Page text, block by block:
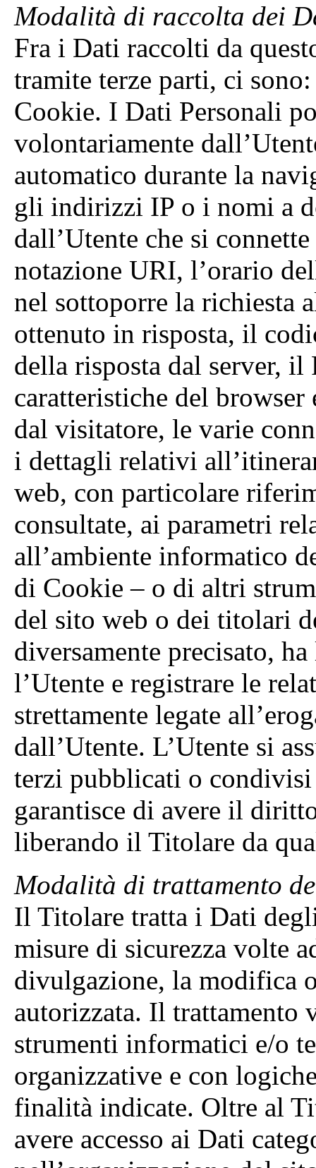
Modalità di raccolta dei
Fra i Dati raccolti da
tramite terze parti, ci
Cookie. I Dati Personali
volontariamente
automatico durante la
gli indirizzi IP o i nomi a
dall’Utente che si
notazione URI, l’orario
nel sottoporre la richiesta
ottenuto in risposta, il
della risposta dal server, il
caratteristiche del
dal visitatore, le varie
i dettagli relativi
web, con particolare
consultate, ai parametri
all’ambiente informatico
di Cookie – o di altri
del sito web o dei titolari
diversamente precisato,
l’Utente e registrare le
strettamente legate
dall’Utente. L’Utente si
terzi pubblicati o condivisi
garantisce di avere il
liberando il Titolare da
Modalità di trattamento
Il Titolare tratta i Dati
misure di sicurezza volte
divulgazione, la modifica
autorizzata. Il trattamento
strumenti informatici e/o
organizzative e con
finalità indicate. Oltre al
avere accesso ai Dati